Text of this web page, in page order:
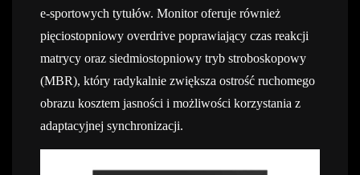
e-sportowych tytułów. Monitor oferuje również
pięciostopniowy overdrive poprawiający czas reakcji
matrycy oraz siedmiostopniowy tryb stroboskopowy
(MBR), który radykalnie zwiększa ostrość ruchomego
obrazu kosztem jasności i możliwości korzystania z
adaptacyjnej synchronizacji.